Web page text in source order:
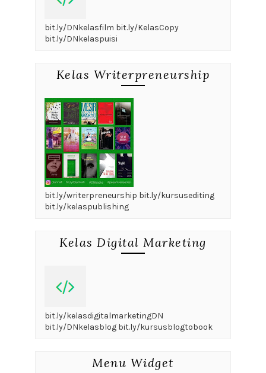
bit.ly/DNkelasfilm bit.ly/KelasCopy
bit.ly/DNkelaspuisi
Kelas Writerpreneurship
bit.ly/writerpreneurship bit.ly/kursusediting
bit.ly/kelaspublishing
Kelas Digital Marketing
bit.ly/kelasdigitalmarketingDN
bit.ly/DNkelasblog bit.ly/kursusblogtobook
Menu Widget